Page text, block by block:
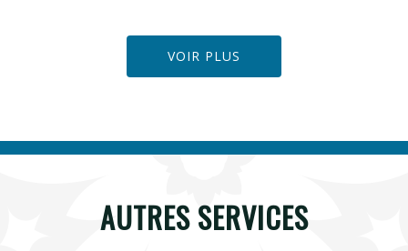
VOIR PLUS
AUTRES SERVICES